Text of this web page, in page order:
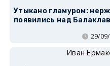
Утыкано гламуром:
появились над
29/
Иван